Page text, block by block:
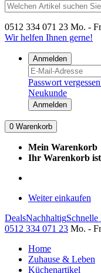
0512 334 071 23 Mo. -
Wir helfen Ihnen gerne!
Anmelden
Passwort
Neukunde
Anmelden
0 Warenkorb
Mein Warenkorb
Ihr Warenkorb
Weiter einkaufen
DealsNachhaltig
0512 334 071 23 Mo. -
Home
Zuhause & Leben
Küchenartikel